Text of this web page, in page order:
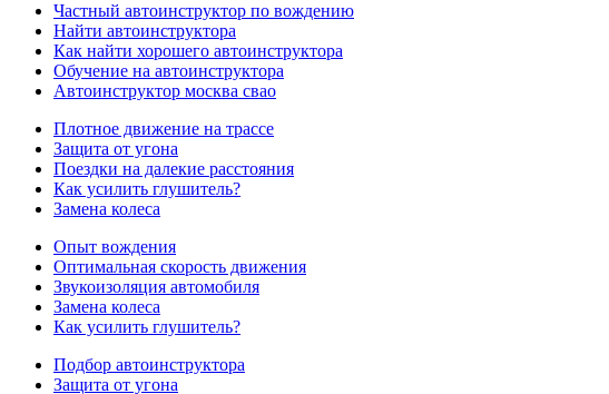
Частный автоинструктор по вождению
Найти автоинструктора
Как найти хорошего автоинструктора
Обучение на автоинструктора
Автоинструктор москва свао
Плотное движение на трассе
Защита от угона
Поездки на далекие расстояния
Как усилить глушитель?
Замена колеса
Опыт вождения
Оптимальная скорость движения
Звукоизоляция автомобиля
Замена колеса
Как усилить глушитель?
Подбор автоинструктора
Защита от угона